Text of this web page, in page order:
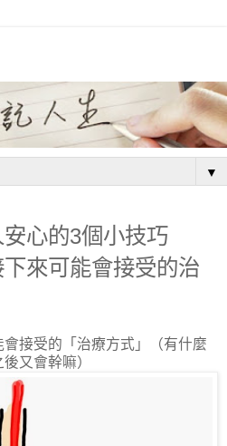
▼
心的3個小技巧
下來可能會接受的治
接受的「治療方式」（有什麼
又會幹嘛）